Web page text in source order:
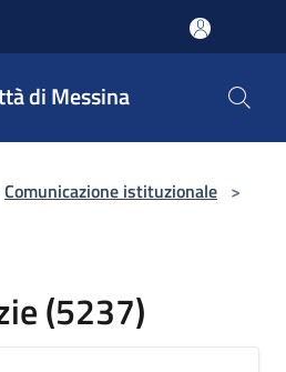
di Messina
Comunicazione istituzionale >
(5237)